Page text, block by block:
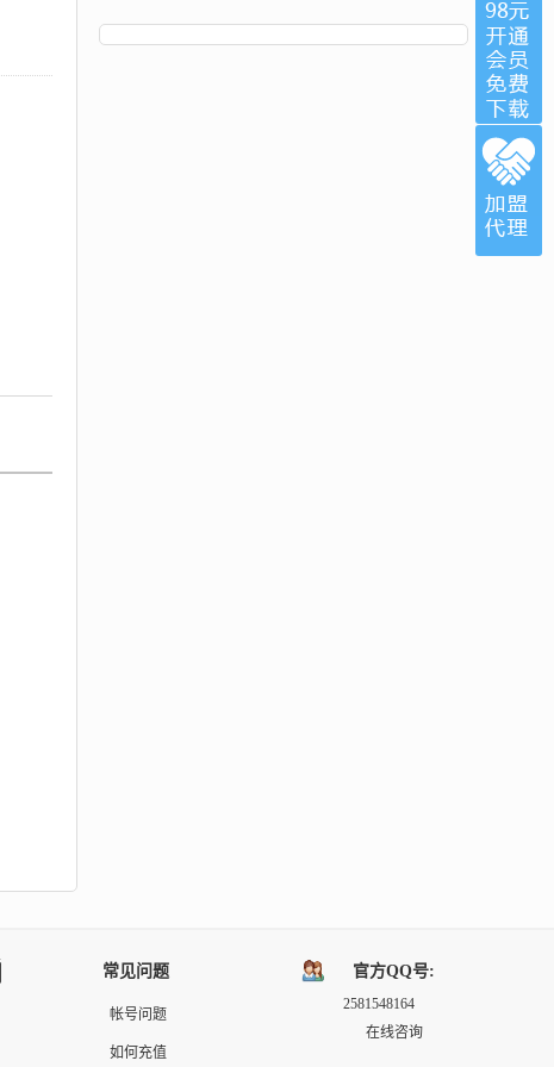
常见问题
帐号问题
如何充值
官方QQ号:
2581548164
在线咨询